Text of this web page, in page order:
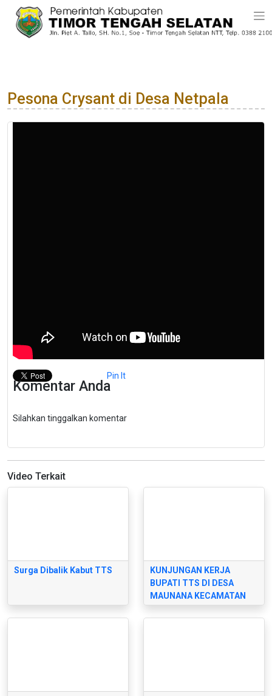
Pesona Crysant di Desa Netpala
Pin It
Komentar Anda
Silahkan tinggalkan komentar
Video Terkait
Surga Dibalik Kabut TTS
KUNJUNGAN KERJA
BUPATI TTS DI DESA
MAUNANA KECAMATAN